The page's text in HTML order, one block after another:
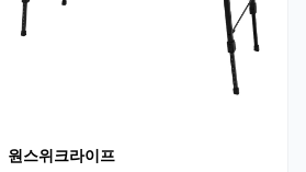
원스위크라이프